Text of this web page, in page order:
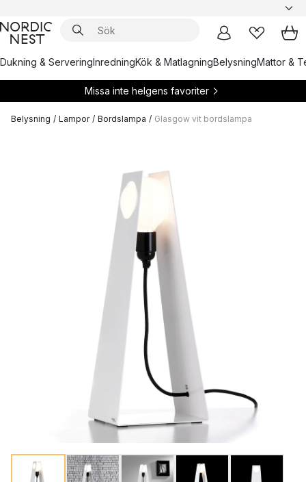
Dukning & ServeringInredningKök & MatlagningBelysningMattor &
Missa inte helgens favoriter
Belysning / Lampor / Bordslampa / Glasgow vit bordslampa